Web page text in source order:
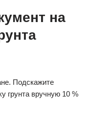
на
Подскажите
грунта вручную 10 %